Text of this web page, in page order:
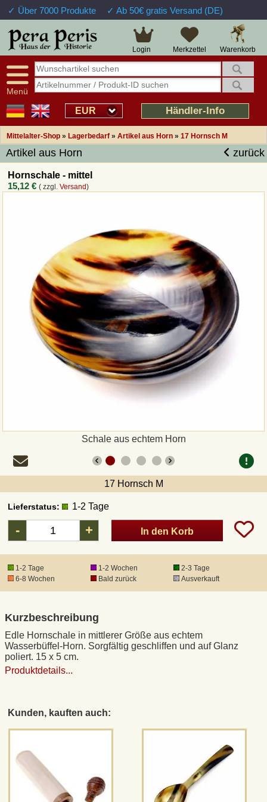
✓ Über 7000 Produkte ✓ Ab 50€ gratis Versand (DE)
Warenkorb
Merkzettel
Login
Menü
EUR Händler-Info
Mittelalter-Shop » Lagerbedarf » Artikel aus Horn » 17 Hornsch M
Artikel aus Horn zurück
Hornschale - mittel
15,12 € ( zzgl.Versand)
Schale aus echtem Horn
17 Hornsch M
Lieferstatus: 1-2 Tage
- + In den Korb
1-2 Tage 1-2 Wochen
2-3 Tage
6-8 Wochen
Bald zurück Ausverkauft
Kurzbeschreibung
Edle Hornschale in mittlerer Größe aus echtem
Wasserbüffel-Horn. Sorgfältig geschliffen und auf Glanz
poliert. 15 x 5 cm.
Produktdetails...
Kunden, kauften auch:
Große Auswahl
Verfügbarkeitsanzeige
Sendungsverfolgung
Intelligente Navigation
Freundlicher Service
14 Tage Widerrufsrecht
Über 25 Jahre Erfahrung
Schnelle Rücküberweisung
Kulant bei Retouren
Prof. Auftragsabwicklung
Übersicht Mittelalter-Produkte
Impressum
Widerrufsfunktion
Zahlungsweisen
Versandarten und Retouren
UPS
DHL Paket
DPD
DHL Kleinpaket
Waffenrecht und FSK 18
Produkthaftung
Widerrufsrecht
Anfertigung von Museumsrepliken
Mittelalter-Großhandel